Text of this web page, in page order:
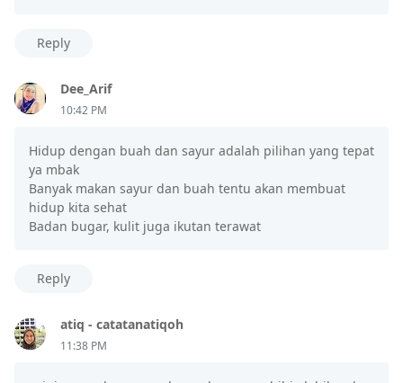
Reply
Dee_Arif
10:42 PM
Hidup dengan buah dan sayur adalah pilihan yang tepat
ya mbak
Banyak makan sayur dan buah tentu akan membuat
hidup kita sehat
Badan bugar, kulit juga ikutan terawat
Reply
atiq - catatanatiqoh
11:38 PM